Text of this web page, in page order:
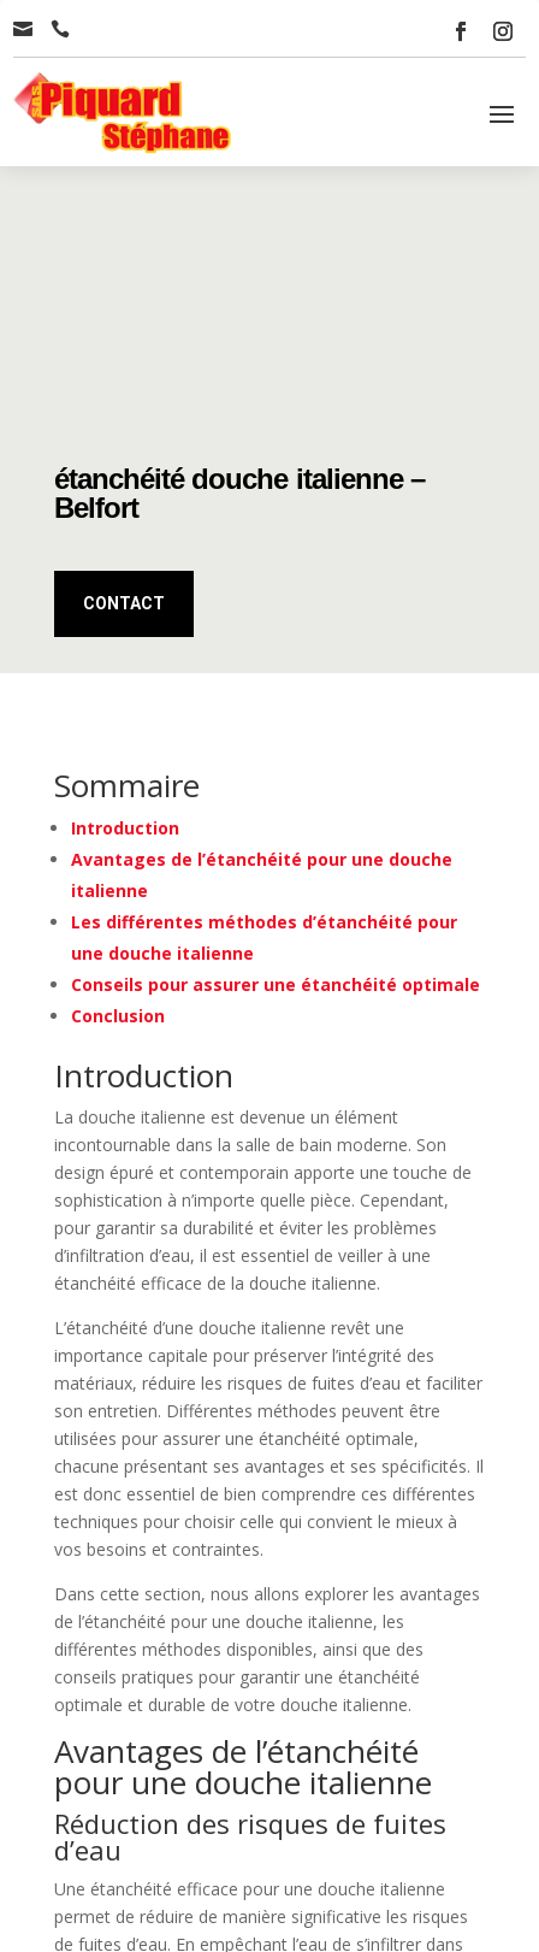
 
étanchéité douche italienne –
Belfort
CONTACT
Sommaire
Introduction
Avantages de l’étanchéité pour une douche
italienne
Les différentes méthodes d’étanchéité pour
une douche italienne
Conseils pour assurer une étanchéité optimale
Conclusion
Introduction
La douche italienne est devenue un élément
incontournable dans la salle de bain moderne. Son
design épuré et contemporain apporte une touche de
sophistication à n’importe quelle pièce. Cependant,
pour garantir sa durabilité et éviter les problèmes
d’infiltration d’eau, il est essentiel de veiller à une
étanchéité efficace de la douche italienne.
L’étanchéité d’une douche italienne revêt une
importance capitale pour préserver l’intégrité des
matériaux, réduire les risques de fuites d’eau et faciliter
son entretien. Différentes méthodes peuvent être
utilisées pour assurer une étanchéité optimale,
chacune présentant ses avantages et ses spécificités. Il
est donc essentiel de bien comprendre ces différentes
techniques pour choisir celle qui convient le mieux à
vos besoins et contraintes.
Dans cette section, nous allons explorer les avantages
de l’étanchéité pour une douche italienne, les
différentes méthodes disponibles, ainsi que des
conseils pratiques pour garantir une étanchéité
optimale et durable de votre douche italienne.
Avantages de l’étanchéité
pour une douche italienne
Réduction des risques de fuites
d’eau
Une étanchéité efficace pour une douche italienne
permet de réduire de manière significative les risques
de fuites d’eau. En empêchant l’eau de s’infiltrer dans